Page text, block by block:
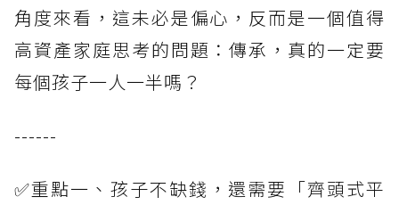
角度來看，這未必是偏心，反而是一個值得
高資產家庭思考的問題：傳承，真的一定要
每個孩子一人一半嗎？
------
✅重點一、孩子不缺錢，還需要「齊頭式平